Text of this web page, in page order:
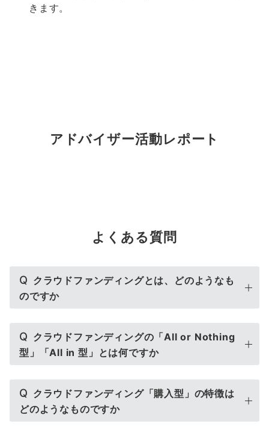
きます。
アドバイザー活動レポート
よくある質問
Q クラウドファンディングとは、どのようなも
のですか
Q クラウドファンディングの「All or Nothing
型」「All in 型」とは何ですか
Q クラウドファンディング「購入型」の特徴は
どのようなものですか